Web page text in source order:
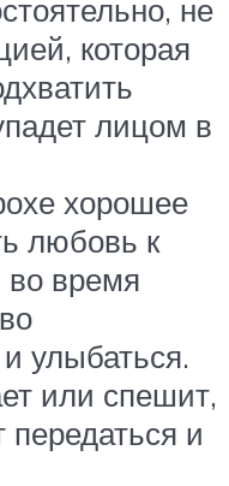
не
которая
лицом в
хорошее
любовь к
время
улыбаться.
или спешит,
и